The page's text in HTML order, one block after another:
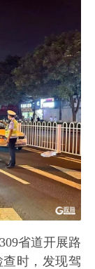
省道开展路
时，发现驾